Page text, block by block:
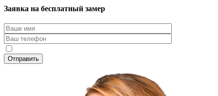
Заявка на бесплатный замер